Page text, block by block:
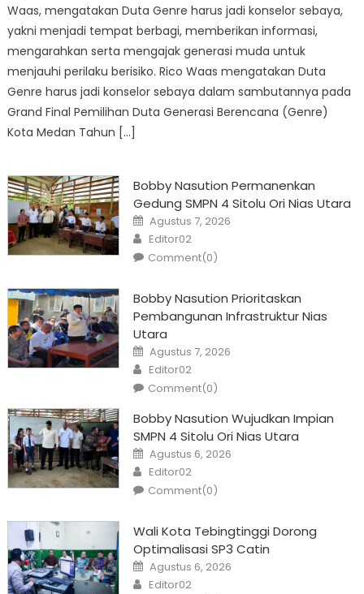
Waas, mengatakan Duta Genre harus jadi konselor sebaya,
yakni menjadi tempat berbagi, memberikan informasi,
mengarahkan serta mengajak generasi muda untuk
menjauhi perilaku berisiko. Rico Waas mengatakan Duta
Genre harus jadi konselor sebaya dalam sambutannya pada
Grand Final Pemilihan Duta Generasi Berencana (Genre)
Kota Medan Tahun […]
Bobby Nasution Permanenkan
Gedung SMPN 4 Sitolu Ori Nias Utara
Posted
on
Agustus 7, 2026
Author
Editor02
Comment(0)
Bobby Nasution Prioritaskan
Pembangunan Infrastruktur Nias
Utara
Posted
on
Agustus 7, 2026
Author
Editor02
Comment(0)
Bobby Nasution Wujudkan Impian
SMPN 4 Sitolu Ori Nias Utara
Posted
on
Agustus 6, 2026
Author
Editor02
Comment(0)
Wali Kota Tebingtinggi Dorong
Optimalisasi SP3 Catin
Posted
on
Agustus 6, 2026
Author
Editor02